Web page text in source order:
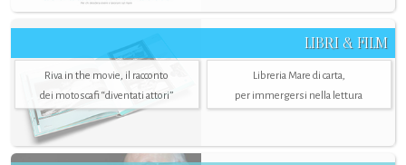
LIBRI & FILM
Riva in the movie, il racconto
dei motoscafi “diventati attori”
Libreria Mare di carta,
per immergersi nella lettura